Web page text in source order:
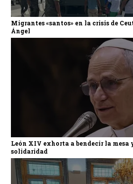
Migrantes «santos» en la crisis de
Ángel
León XIV exhorta a bendecir la mesa
solidaridad